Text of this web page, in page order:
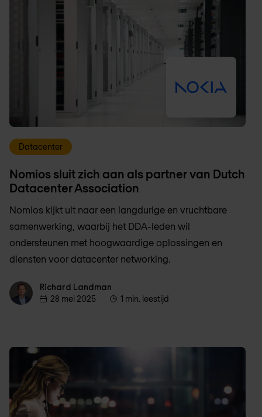
Datacenter
Nomios sluit zich aan als partner van Dutch
Datacenter Association
Nomios kijkt uit naar een langdurige en vruchtbare
samenwerking, waarbij het DDA-leden wil
ondersteunen met hoogwaardige oplossingen en
diensten voor datacenter networking.
Richard Landman
Richard Landman
28 mei 2025
1 min. leestijd